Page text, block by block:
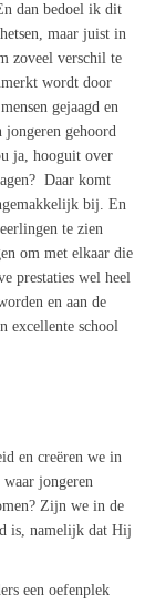
dan bedoel ik dit
maar juist in
zoveel verschil te
wordt door
gejaagd en
jongeren gehoord
ja, hooguit over
Daar komt
bij. En
te zien
om met elkaar die
prestaties wel heel
en aan de
excellente school
en creëren we in
waar jongeren
Zijn we in de
is, namelijk dat Hij
een oefenplek